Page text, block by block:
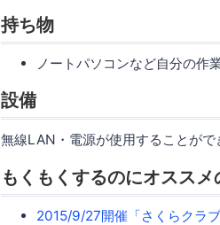
持ち物
ノートパソコンなど自分の作
設備
無線LAN・電源が使用することがで
もくもくするのにオスス
2015/9/27開催「さくらクラ